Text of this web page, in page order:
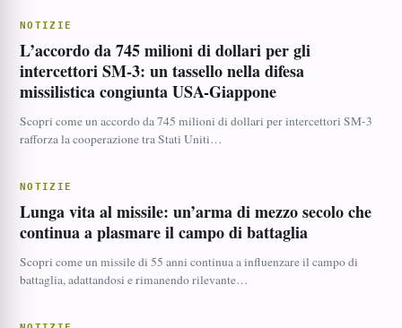
NOTIZIE
L’accordo da 745 milioni di dollari per gli
intercettori SM-3: un tassello nella difesa
missilistica congiunta USA-Giappone
Scopri come un accordo da 745 milioni di dollari per intercettori SM-3
rafforza la cooperazione tra Stati Uniti…
NOTIZIE
Lunga vita al missile: un’arma di mezzo secolo che
continua a plasmare il campo di battaglia
Scopri come un missile di 55 anni continua a influenzare il campo di
battaglia, adattandosi e rimanendo rilevante…